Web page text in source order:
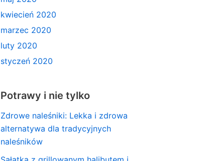
kwiecień 2020
marzec 2020
luty 2020
styczeń 2020
Potrawy i nie tylko
Zdrowe naleśniki: Lekka i zdrowa
alternatywa dla tradycyjnych
naleśników